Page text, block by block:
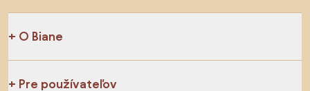
O Biane
Pre používateľov